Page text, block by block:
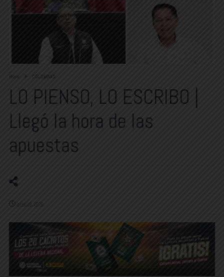
Home COLUMNAS
LO PIENSO, LO ESCRIBO |
Llegó la hora de las
apuestas
junio 29, 2026